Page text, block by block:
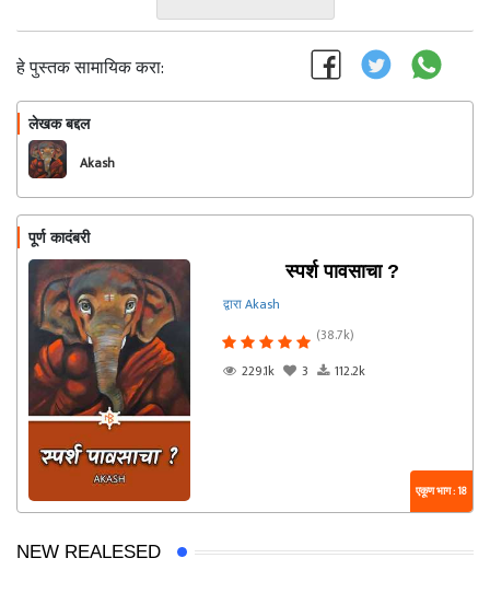
हे पुस्तक सामायिक करा:
लेखक बद्दल
Akash
पूर्ण कादंबरी
स्पर्श पावसाचा ?️
द्वारा Akash
(38.7k)
229.1k
3 112.2k
एकूण भाग : 18
NEW REALESED